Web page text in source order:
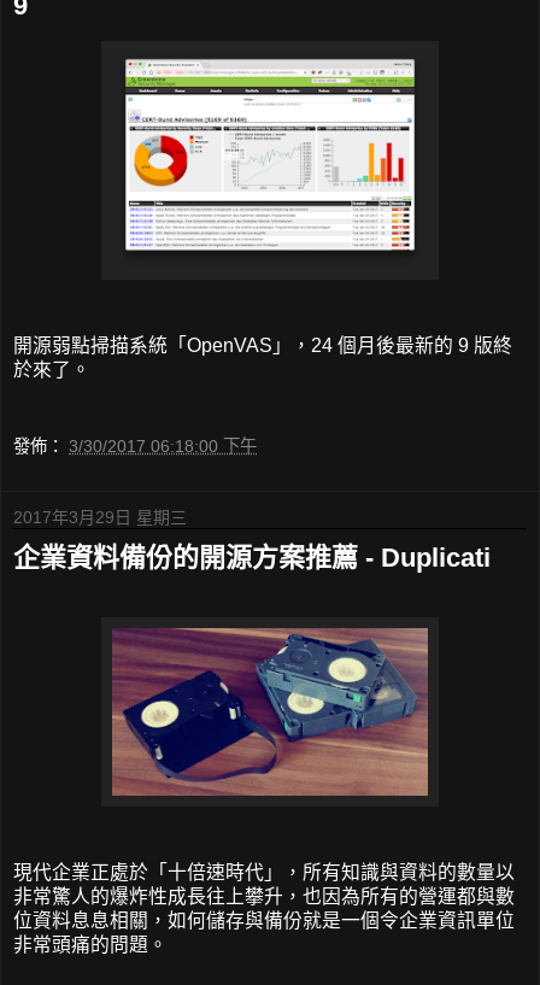
開源弱點掃描系統「OpenVAS」，24 個月後最新的 9 版終
於來了。
發佈： 3/30/2017 06:18:00 下午
2017年3月29日 星期三
企業資料備份的開源方案推薦 - Duplicati
現代企業正處於「十倍速時代」，所有知識與資料的數量以
非常驚人的爆炸性成長往上攀升，也因為所有的營運都與數
位資料息息相關，如何儲存與備份就是一個令企業資訊單位
非常頭痛的問題。